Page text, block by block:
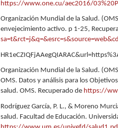
https://www.one.cu/aec2016/
Organización Mundial de la Salud.
envejecimiento activo. p 1-25,
Organización Mundial de la Salud.
OMS. Datos y análisis para los
salud. OMS. Recuperado de https://
Rodríguez García, P. L., & Moreno
salud. Facultad de Educación.